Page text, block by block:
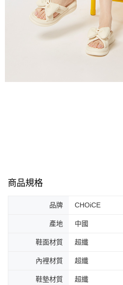
商品規格
品牌 CHOiCE
產地 中國
鞋面材質 超纖
內裡材質 超纖
鞋墊材質 超纖